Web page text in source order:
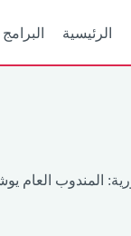
الرئيسية البرامج
المندوب العام